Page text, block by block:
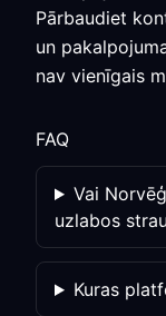
Pārbaudiet
un
nav vienīgais
FAQ
Vai
uzlabos
Kuras